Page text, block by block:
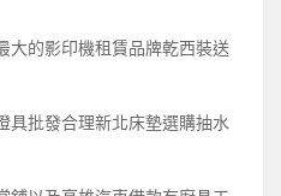
大的影印機租賃品牌乾西裝送
具批發合理新北床墊選購抽水